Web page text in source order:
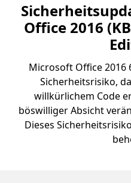
Office 2016
Microsoft Office 2016
Sicherheitsrisiko,
willkürlichem Code
böswilliger Absicht
Dieses